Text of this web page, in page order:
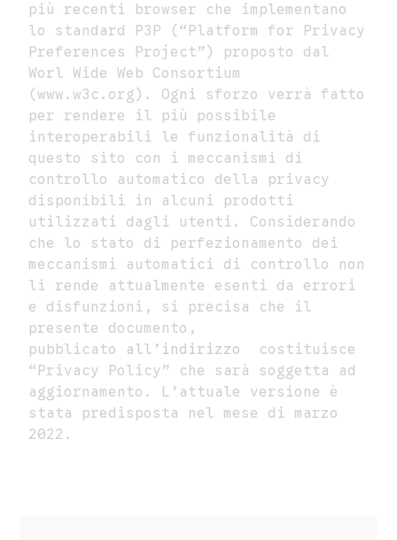
più recenti browser che implementano
lo standard P3P (“Platform for Privacy
Preferences Project”) proposto dal
Worl Wide Web Consortium
(www.w3c.org). Ogni sforzo verrà fatto
per rendere il più possibile
interoperabili le funzionalità di
questo sito con i meccanismi di
controllo automatico della privacy
disponibili in alcuni prodotti
utilizzati dagli utenti. Considerando
che lo stato di perfezionamento dei
meccanismi automatici di controllo non
li rende attualmente esenti da errori
e disfunzioni, si precisa che il
presente documento,
pubblicato all’indirizzo
costituisce
“Privacy Policy” che sarà soggetta ad
aggiornamento. L’attuale versione è
stata predisposta nel mese di marzo
2022.